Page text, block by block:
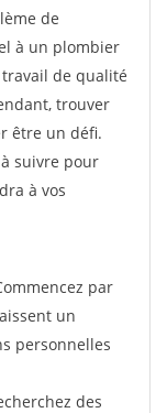
de
à un plombier
de qualité
trouver
être un défi.
suivre pour
à vos
par
un
personnelles
des